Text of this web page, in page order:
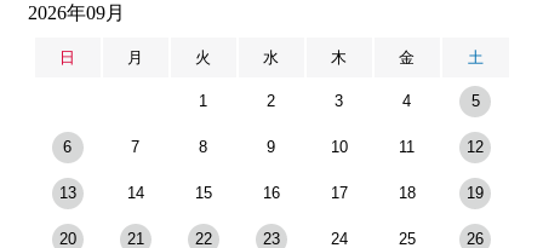
2026年09月
日 月 火 水 木 金 土
1 2 3 4 5
6 7 8 9 10 11 12
13 14 15 16 17 18 19
20 21 22 23 24 25 26